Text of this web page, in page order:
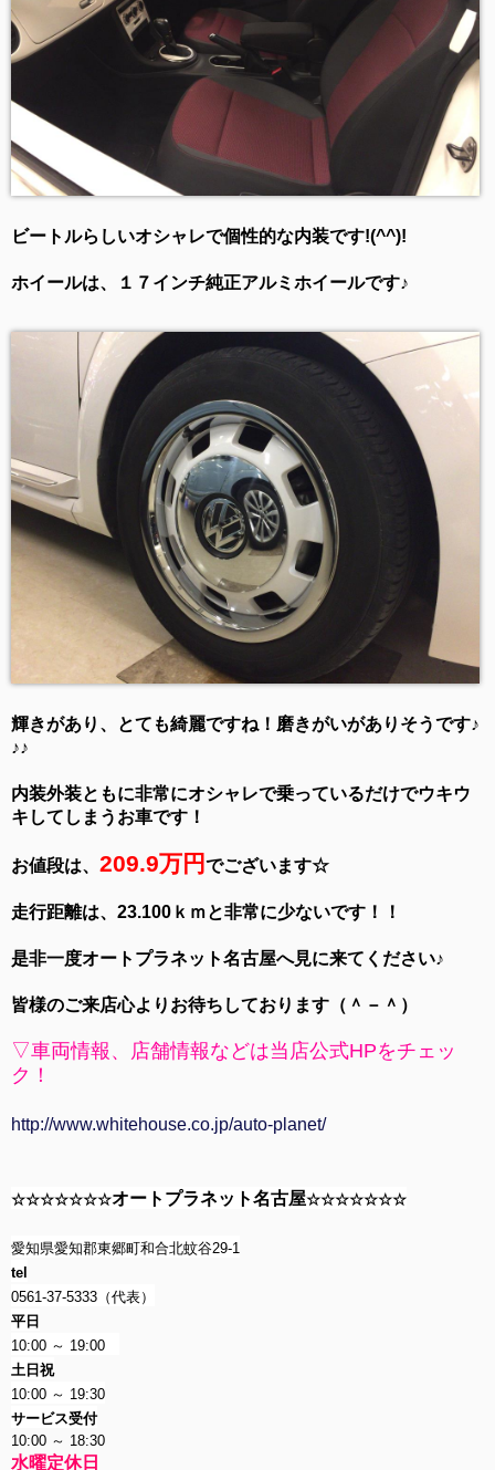
ビートルらしいオシャレで個性的な内装です!(^^)!
ホイールは、１７インチ純正アルミホイールです♪
輝きがあり、とても綺麗ですね！磨きがいがありそうです♪
♪♪
内装外装ともに非常にオシャレで乗っているだけでウキウ
キしてしまうお車です！
お値段は、 209.9万円 でございます☆
走行距離は、23.100ｋｍと非常に少ないです！！
是非一度オートプラネット名古屋へ見に来てください♪
皆様のご来店心よりお待ちしております（＾－＾）
▽車両情報、店舗情報などは当店公式HPをチェッ
ク！
http://www.whitehouse.co.jp/auto-planet/
☆☆☆☆☆☆☆オートプラネット名古屋☆☆☆☆☆☆☆
愛知県愛知郡東郷町和合北蚊谷29-1
tel
0561-37-5333（代表）
平日
10:00 ～ 19:00
土日祝
10:00 ～ 19:30
サービス受付
10:00 ～ 18:30
水曜定休日